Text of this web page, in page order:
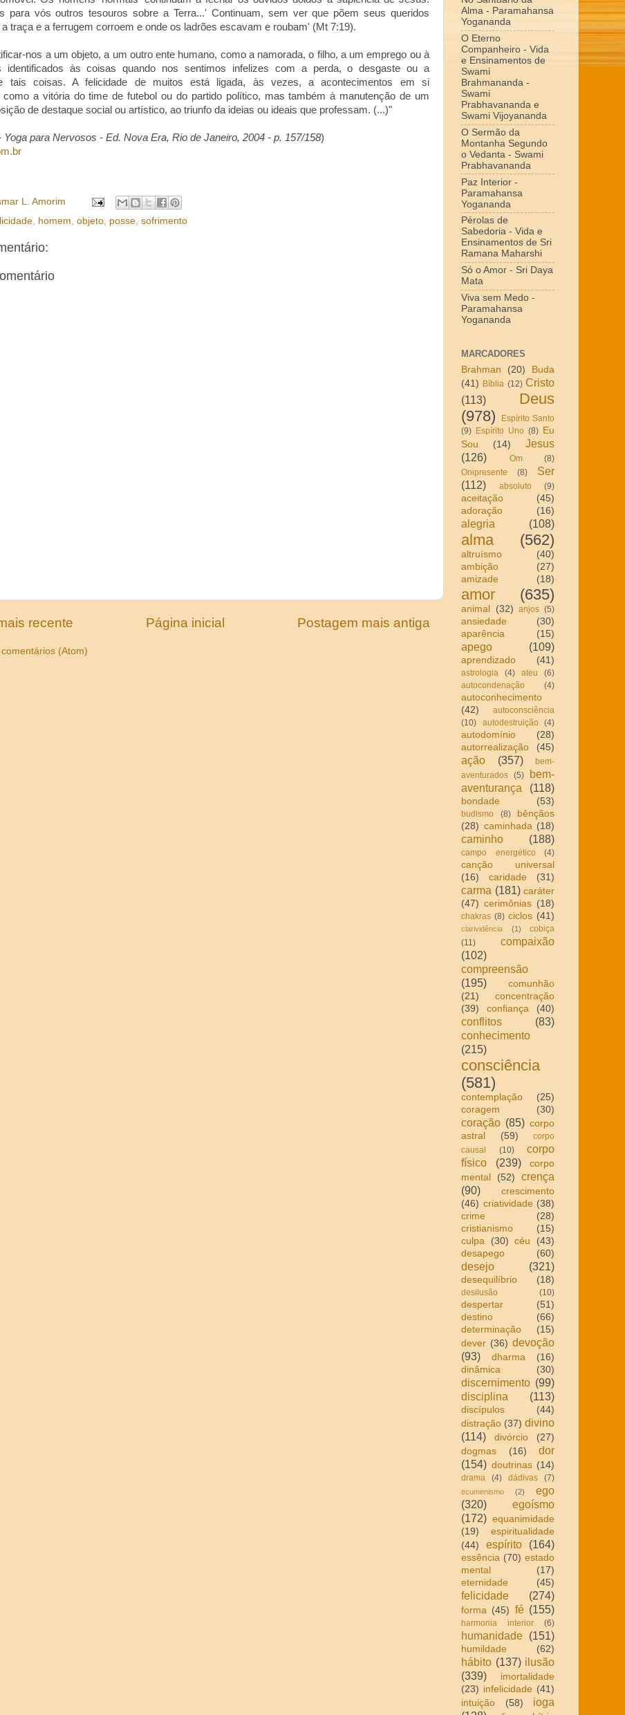
para vós outros tesouros sobre a Terra...' Continuam, sem ver que põem seus queridos
traça e a ferrugem corroem e onde os ladrões escavam e roubam' (Mt 7:19).
nos a um objeto, a um outro ente humano, como a namorada, o filho, a um emprego ou à
identificados às coisas quando nos sentimos infelizes com a perda, o desgaste ou a
tais coisas. A felicidade de muitos está ligada, às vezes, a acontecimentos em si
como a vitória do time de futebol ou do partido político, mas também à manutenção de um
de destaque social ou artístico, ao triunfo da ideias ou ideais que professam. (...)"
Yoga para Nervosos - Ed. Nova Era, Rio de Janeiro, 2004 - p. 157/158)
L. Amorim
homem objeto posse sofrimento
recente Postagem mais antiga
Página inicial
comentários (Atom)
Alma - Paramahansa
Yogananda
O Eterno
Companheiro - Vida
e Ensinamentos de
Swami
Brahmananda -
Swami
Prabhavananda e
Swami Vijoyananda
O Sermão da
Montanha Segundo
o Vedanta - Swami
Prabhavananda
Paz Interior -
Paramahansa
Yogananda
Pérolas de
Sabedoria - Vida e
Ensinamentos de Sri
Ramana Maharshi
Só o Amor - Sri Daya
Mata
Viva sem Medo -
Paramahansa
Yogananda
MARCADORES
Brahman
(20)
Buda
(41) Bíblia (12) Cristo
(113)
Deus
(978)
Espírito Santo
(9) Espírito Uno (8) Eu
Sou
(14)
Jesus
(126)
Om
(8)
Onipresente
(8)
Ser
(112)
absoluto (9)
aceitação
(45)
adoração
(16)
alegria (108)
alma (562)
altruísmo
(40)
ambição
(27)
amizade
(18)
amor (635)
animal (32) anjos (5)
ansiedade
(30)
aparência
(15)
apego (109)
aprendizado (41)
astrologia (4) ateu
(6)
autocondenação
(4)
autoconhecimento
(42)
autoconsciência
(10)
autodestruição (4)
autodomínio
(28)
autorrealização
(45)
ação (357)
bem-
aventurados (5)
bem-
aventurança
(118)
bondade (53)
budismo (8)
bênçãos
(28) caminhada (18)
caminho (188)
campo energético (4)
canção universal
(16)
caridade (31)
carma (181) caráter
(47) cerimônias (18)
chakras (8) ciclos (41)
clarividência (1)
cobiça
(11)
compaixão
(102)
compreensão
(195)
comunhão
(21)
concentração
(39)
confiança (40)
conflitos
(83)
conhecimento
(215)
consciência
(581)
contemplação
(25)
coragem
(30)
coração (85) corpo
astral
(59)
corpo
causal
(10)
corpo
físico
(239)
corpo
mental
(52)
crença
(90)
crescimento
(46) criatividade (38)
crime
(28)
cristianismo
(15)
culpa
(30) céu
(43)
desapego
(60)
desejo (321)
desequilíbrio (18)
desilusão (10)
despertar
(51)
destino
(66)
determinação
(15)
dever (36) devoção
(93)
dharma
(16)
dinâmica
(30)
discernimento (99)
disciplina
(113)
discípulos
(44)
distração (37) divino
(114)
divórcio
(27)
dogmas
(16)
dor
(154) doutrinas (14)
drama (4) dádivas (7)
ecumenismo (2)
ego
(320)
egoísmo
(172) equanimidade
(19)
espiritualidade
(44)
espírito (164)
essência (70) estado
mental
(17)
eternidade
(45)
felicidade (274)
forma (45) fé (155)
harmonia interior (6)
humanidade (151)
humildade (62)
hábito (137) ilusão
(339)
imortalidade
(23) infelicidade (41)
intuição
(58)
ioga